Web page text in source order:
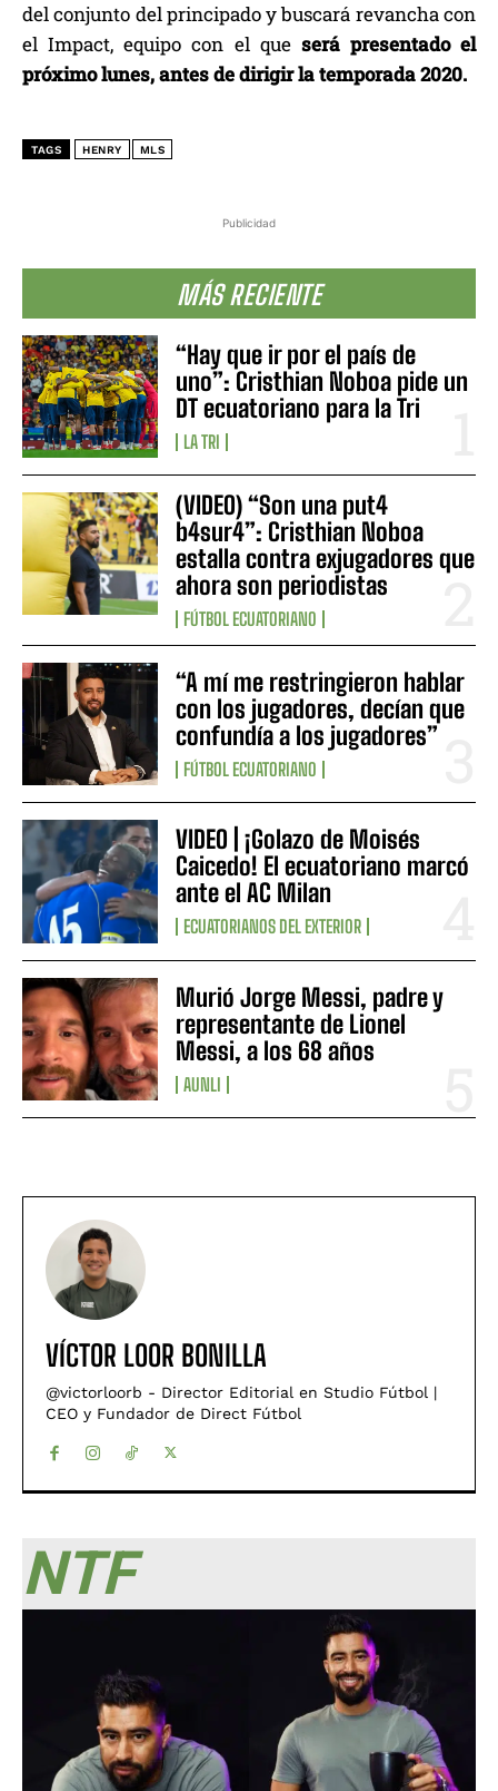
Publicidad
MÁS RECIENTE
“Hay que ir por el país de
uno”: Cristhian Noboa pide un
DT ecuatoriano para la Tri
LA TRI
(VIDEO) “Son una put4
b4sur4”: Cristhian Noboa
estalla contra exjugadores que
ahora son periodistas
FÚTBOL ECUATORIANO
“A mí me restringieron hablar
con los jugadores, decían que
confundía a los jugadores”
FÚTBOL ECUATORIANO
VIDEO | ¡Golazo de Moisés
Caicedo! El ecuatoriano marcó
ante el AC Milan
ECUATORIANOS DEL EXTERIOR
Murió Jorge Messi, padre y
representante de Lionel
Messi, a los 68 años
AUNLI
del conjunto del principado y buscará revancha con
el Impact, equipo con el que será presentado el
próximo lunes, antes de dirigir la temporada 2020.
TAGS HENRY MLS
VÍCTOR LOOR BONILLA
@victorloorb - Director Editorial en Studio Fútbol |
CEO y Fundador de Direct Fútbol
NTF